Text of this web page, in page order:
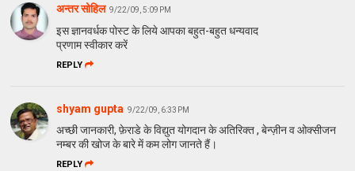
अन्तर सोहिल 9/22/09, 5:09 PM
इस ज्ञानवर्धक पोस्ट के लिये आपका बहुत-बहुत धन्यवाद
प्रणाम स्वीकार करें
REPLY
shyam gupta 9/22/09, 6:33 PM
अच्छी जानकारी, फ़ेराडे के विद्युत योगदान के अतिरिक्त , बेन्ज़ीन व ओक्सीजन
नम्बर की खोज के बारे में कम लोग जानते हैं।
REPLY